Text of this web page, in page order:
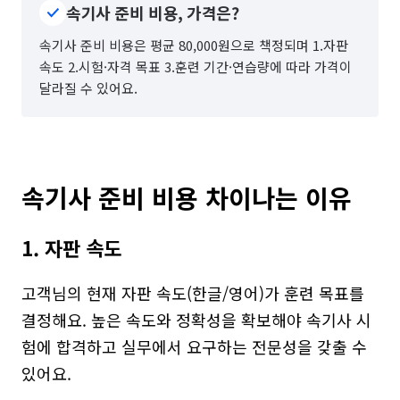
속기사 준비 비용, 가격은?
속기사 준비 비용은 평균 80,000원으로 책정되며 1.자판
속도 2.시험·자격 목표 3.훈련 기간·연습량에 따라 가격이
달라질 수 있어요.
속기사 준비 비용 차이나는 이유
1. 자판 속도
고객님의 현재 자판 속도(한글/영어)가 훈련 목표를
결정해요. 높은 속도와 정확성을 확보해야 속기사 시
험에 합격하고 실무에서 요구하는 전문성을 갖출 수
있어요.